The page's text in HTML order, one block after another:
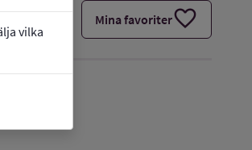
vilka
Mina favoriterfavorite